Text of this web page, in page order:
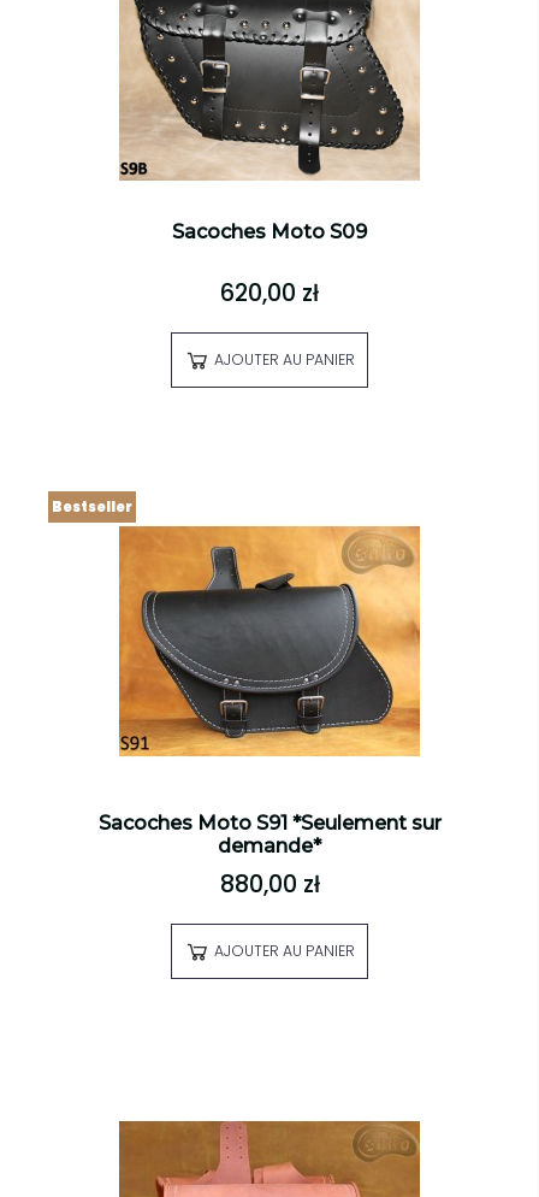
Sacoches Moto S09
620,00 zł
AJOUTER AU PANIER
Sacoches Moto S91 *Seulement sur
demande*
880,00 zł
AJOUTER AU PANIER
Bestseller